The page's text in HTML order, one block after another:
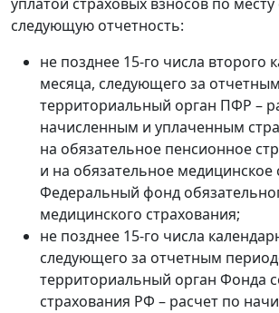
следующую отчетность:
не позднее 15-го числа второго
месяца, следующего за
территориальный орган ПФР –
начисленным и уплаченным
на обязательное пенсионное
и на обязательное медицинское
Федеральный фонд
медицинского страхования;
не позднее 15-го числа
следующего за отчетным
территориальный орган Фонда
страхования РФ – расчет по